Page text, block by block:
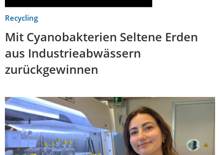
Recycling
Mit Cyanobakterien Seltene Erden
aus Industrieabwässern
zurückgewinnen